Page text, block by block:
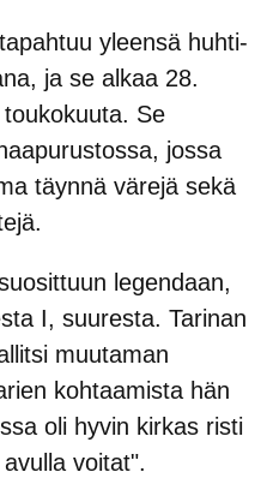
yleensä huhti-
ja se alkaa 28.
Se
jossa
täynnä värejä sekä
legendaan,
I, suuresta. Tarinan
muutaman
kohtaamista hän
oli hyvin kirkas risti
voitat".